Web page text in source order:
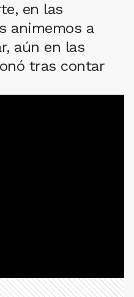
en las
animemos a
aún en las
tras contar